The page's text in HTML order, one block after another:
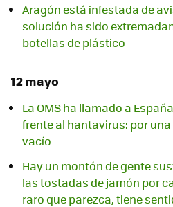
Aragón está infestada de
solución ha sido
botellas de plástico
12 mayo
La OMS ha llamado a
frente al hantavirus: por una
vacío
Hay un montón de gente
las tostadas de jamón por
raro que parezca, tiene